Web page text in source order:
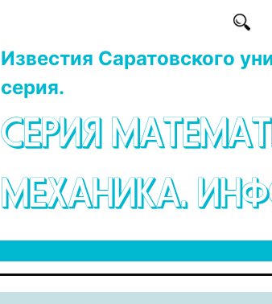
Известия Саратовского
серия.
СЕРИЯ
МЕХАНИКА.